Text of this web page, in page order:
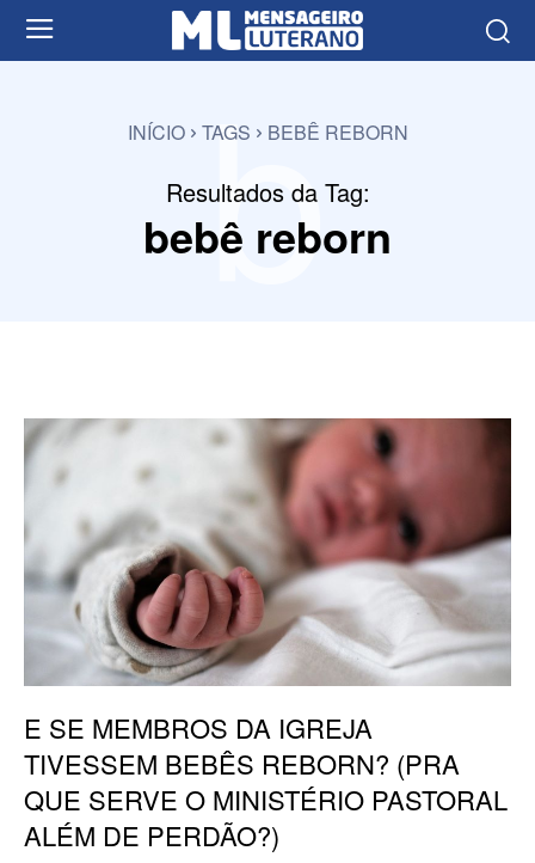
INÍCIO TAGS BEBÊ REBORN
Resultados da Tag:
bebê reborn
b
E SE MEMBROS DA IGREJA
TIVESSEM BEBÊS REBORN? (PRA
QUE SERVE O MINISTÉRIO PASTORAL
ALÉM DE PERDÃO?)